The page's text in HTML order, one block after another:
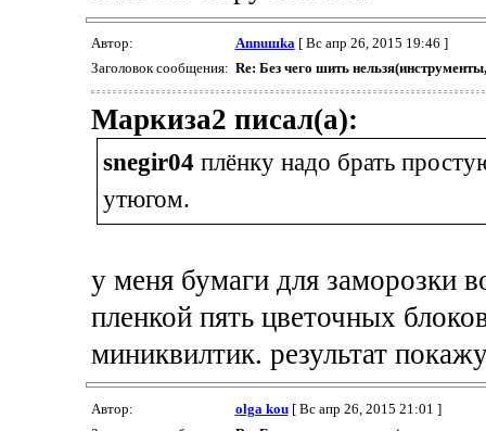
Автор: Annuшka[ Вс апр 26, 2015 19:46 ]
Заголовок сообщения: Re: Без чего шить
Маркиза2 писал(а):
snegir04 плёнку надо брать
утюгом.
у меня бумаги для заморозки
пленкой пять цветочных
миниквилтик. результат
Автор: olga kou[ Вс апр 26, 2015 21:01 ]